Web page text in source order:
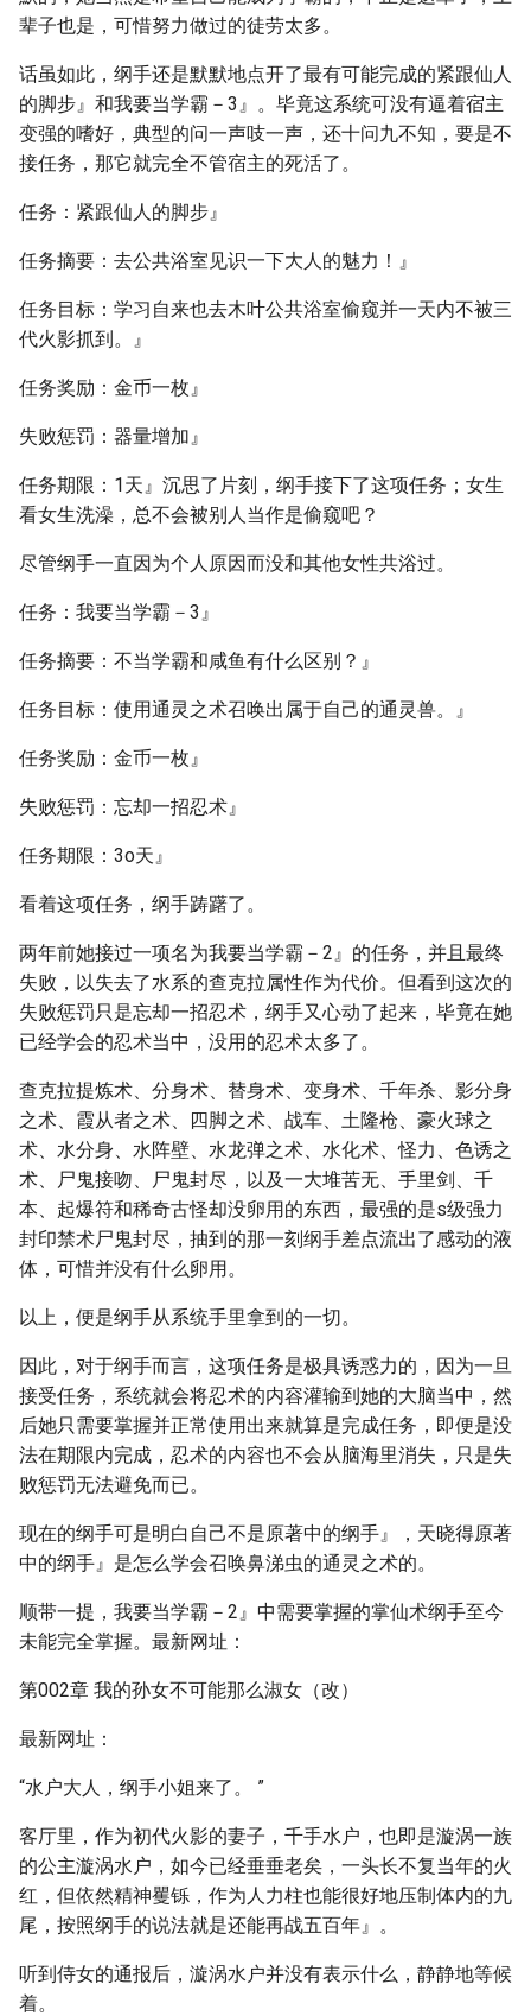
辈子也是，可惜努力做过的徒劳太多。
话虽如此，纲手还是默默地点开了最有可能完成的紧跟仙人
的脚步』和我要当学霸－3』。毕竟这系统可没有逼着宿主
变强的嗜好，典型的问一声吱一声，还十问九不知，要是不
接任务，那它就完全不管宿主的死活了。
任务：紧跟仙人的脚步』
任务摘要：去公共浴室见识一下大人的魅力！』
任务目标：学习自来也去木叶公共浴室偷窥并一天内不被三
代火影抓到。』
任务奖励：金币一枚』
失败惩罚：器量增加』
任务期限：1天』沉思了片刻，纲手接下了这项任务；女生
看女生洗澡，总不会被别人当作是偷窥吧？
尽管纲手一直因为个人原因而没和其他女性共浴过。
任务：我要当学霸－3』
任务摘要：不当学霸和咸鱼有什么区别？』
任务目标：使用通灵之术召唤出属于自己的通灵兽。』
任务奖励：金币一枚』
失败惩罚：忘却一招忍术』
任务期限：3o天』
看着这项任务，纲手踌躇了。
两年前她接过一项名为我要当学霸－2』的任务，并且最终
失败，以失去了水系的查克拉属性作为代价。但看到这次的
失败惩罚只是忘却一招忍术，纲手又心动了起来，毕竟在她
已经学会的忍术当中，没用的忍术太多了。
查克拉提炼术、分身术、替身术、变身术、千年杀、影分身
之术、霞从者之术、四脚之术、战车、土隆枪、豪火球之
术、水分身、水阵壁、水龙弹之术、水化术、怪力、色诱之
术、尸鬼接吻、尸鬼封尽，以及一大堆苦无、手里剑、千
本、起爆符和稀奇古怪却没卵用的东西，最强的是s级强力
封印禁术尸鬼封尽，抽到的那一刻纲手差点流出了感动的液
体，可惜并没有什么卵用。
以上，便是纲手从系统手里拿到的一切。
因此，对于纲手而言，这项任务是极具诱惑力的，因为一旦
接受任务，系统就会将忍术的内容灌输到她的大脑当中，然
后她只需要掌握并正常使用出来就算是完成任务，即便是没
法在期限内完成，忍术的内容也不会从脑海里消失，只是失
败惩罚无法避免而已。
现在的纲手可是明白自己不是原著中的纲手』，天晓得原著
中的纲手』是怎么学会召唤鼻涕虫的通灵之术的。
顺带一提，我要当学霸－2』中需要掌握的掌仙术纲手至今
未能完全掌握。最新网址：
第002章 我的孙女不可能那么淑女（改）
最新网址：
“水户大人，纲手小姐来了。 ”
客厅里，作为初代火影的妻子，千手水户，也即是漩涡一族
的公主漩涡水户，如今已经垂垂老矣，一头长不复当年的火
红，但依然精神矍铄，作为人力柱也能很好地压制体内的九
尾，按照纲手的说法就是还能再战五百年』。
听到侍女的通报后，漩涡水户并没有表示什么，静静地等候
着。